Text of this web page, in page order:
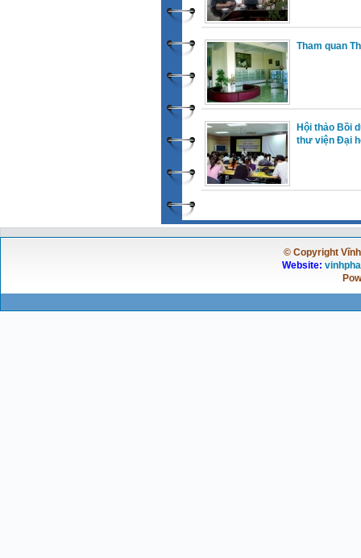
Tham quan
Hội thảo Bồi
thư viện Đại
© Copyright
Website: